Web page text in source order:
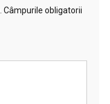
Câmpurile obligatorii